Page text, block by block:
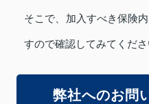
そこで、加入すべき保険
すので確認してみてくださ
弊社へのお問